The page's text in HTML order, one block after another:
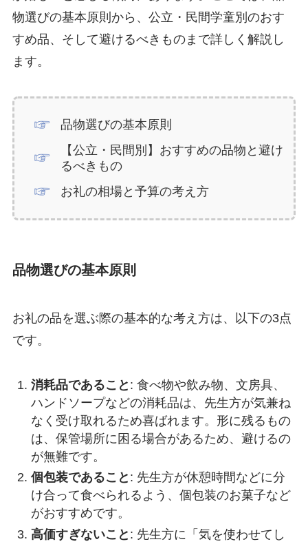
物選びの基本原則から、公立・民間学童別のおす
すめ品、そして避けるべきものまで詳しく解説し
ます。
品物選びの基本原則
【公立・民間別】おすすめの品物と避け
るべきもの
お礼の相場と予算の考え方
品物選びの基本原則
お礼の品を選ぶ際の基本的な考え方は、以下の3点
です。
消耗品であること : 食べ物や飲み物、文房具、
ハンドソープなどの消耗品は、先生方が気兼ね
なく受け取れるため喜ばれます。形に残るもの
は、保管場所に困る場合があるため、避けるの
が無難です。
個包装であること : 先生方が休憩時間などに分
け合って食べられるよう、個包装のお菓子など
がおすすめです。
高価すぎないこと : 先生方に「気を使わせてし